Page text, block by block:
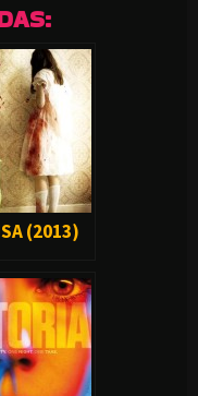
(2013)